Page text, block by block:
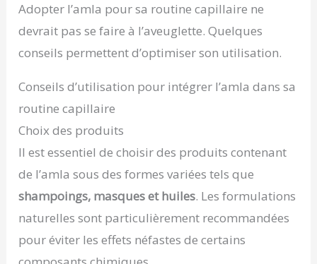
Adopter l’amla pour sa routine capillaire ne
devrait pas se faire à l’aveuglette. Quelques
conseils permettent d’optimiser son utilisation.
Conseils d’utilisation pour intégrer l’amla dans sa
routine capillaire
Choix des produits
Il est essentiel de choisir des produits contenant
de l’amla sous des formes variées tels que
shampoings, masques et huiles. Les formulations
naturelles sont particulièrement recommandées
pour éviter les effets néfastes de certains